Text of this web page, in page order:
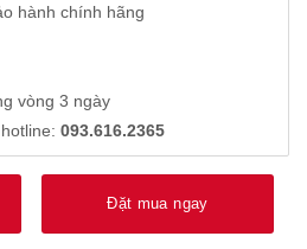
hành chính hãng
vòng 3 ngày
093.616.2365
Đặt mua ngay